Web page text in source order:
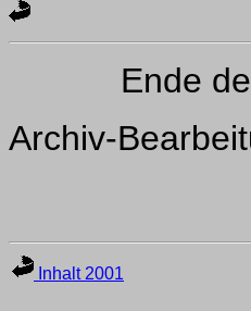
Ende
Archiv-
Inhalt 2001